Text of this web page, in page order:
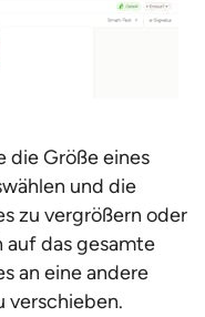
die Größe eines
und die
zu vergrößern oder
auf das gesamte
an eine andere
verschieben.